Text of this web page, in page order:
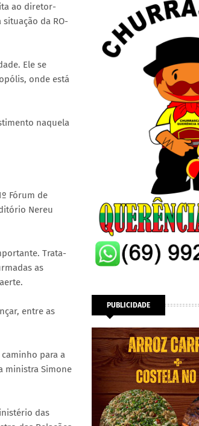
ao diretor-
da RO-
Ele se
onde está
naquela
Fórum de
Nereu
Trata-
as
entre as
para a
ministra Simone
das
PUBLICIDADE